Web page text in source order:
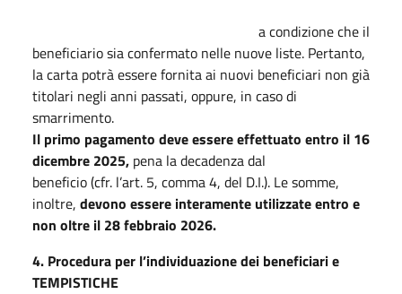
a condizione che il
beneficiario sia confermato nelle nuove liste. Pertanto,
la carta potrà essere fornita ai nuovi beneficiari non già
titolari negli anni passati, oppure, in caso di
smarrimento.
Il primo pagamento deve essere effettuato entro il 16
dicembre 2025, pena la decadenza dal
beneficio (cfr. l’art. 5, comma 4, del D.I.). Le somme,
inoltre, devono essere interamente utilizzate entro e
non oltre il 28 febbraio 2026.
4. Procedura per l’individuazione dei beneficiari e
TEMPISTICHE